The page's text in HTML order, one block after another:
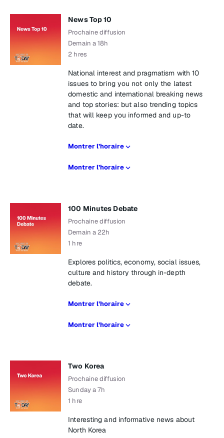
News Top 10
Prochaine diffusion
Demain a 18h
2 hres
National interest and pragmatism with 10
issues to bring you not only the latest
domestic and international breaking news
and top stories: but also trending topics
that will keep you informed and up-to
date.
Montrer l’horaire
Montrer l’horaire
100 Minutes Debate
Prochaine diffusion
Demain a 22h
1 hre
Explores politics, economy, social issues,
culture and history through in-depth
debate.
Montrer l’horaire
Montrer l’horaire
Two Korea
Prochaine diffusion
Sunday a 7h
1 hre
Interesting and informative news about
North Korea